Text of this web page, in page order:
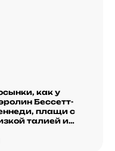
как у
Бессетт-
плащи с
талией и
от